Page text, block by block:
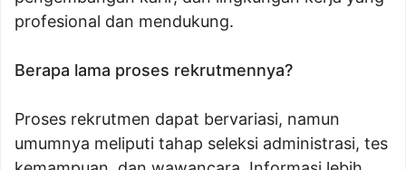
profesional dan mendukung.
Berapa lama proses rekrutmennya?
Proses rekrutmen dapat bervariasi, namun
umumnya meliputi tahap seleksi administrasi, tes